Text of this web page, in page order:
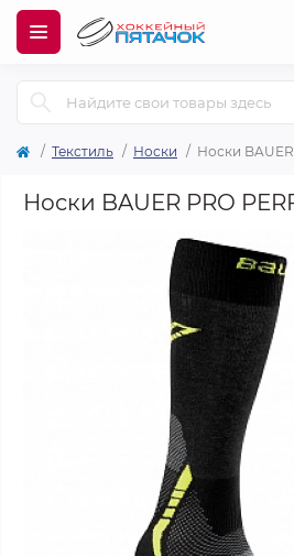
Текстиль Носки Носки
Носки BAUER PRO